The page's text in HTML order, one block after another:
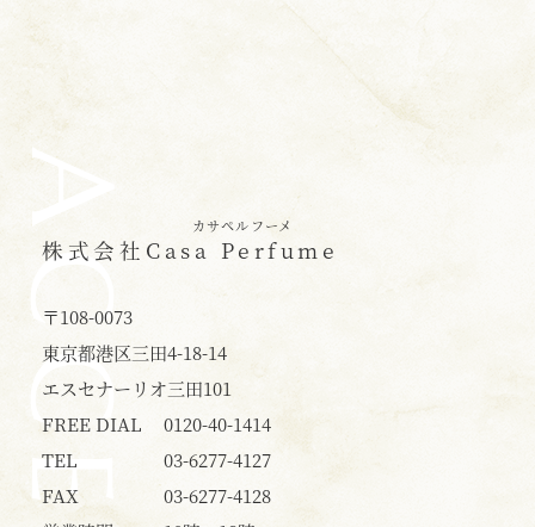
ACCESS カサペルフーメ
株式会社 Casa Perfume
〒108-0073
東京都港区三田4-18-14
エスセナーリオ三田101
FREE DIAL
0120-40-1414
TEL
03-6277-4127
FAX
03-6277-4128